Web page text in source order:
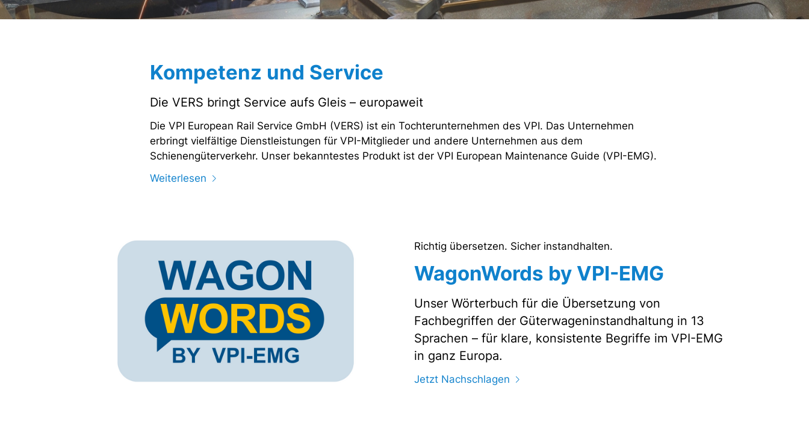
Kompetenz und Service
Die VERS bringt Service aufs Gleis – europaweit
Die VPI European Rail Service GmbH (VERS) ist ein Tochterunternehmen des VPI. Das Unternehmen
erbringt vielfältige Dienstleistungen für VPI-Mitglieder und andere Unternehmen aus dem
Schienengüterverkehr. Unser bekanntestes Produkt ist der VPI European Maintenance Guide (VPI-EMG).
Weiterlesen
Richtig übersetzen. Sicher instandhalten.
WagonWords by VPI-EMG
Unser Wörterbuch für die Übersetzung von
Fachbegriffen der Güterwageninstandhaltung in 13
Sprachen – für klare, konsistente Begriffe im VPI-EMG
in ganz Europa.
Jetzt Nachschlagen